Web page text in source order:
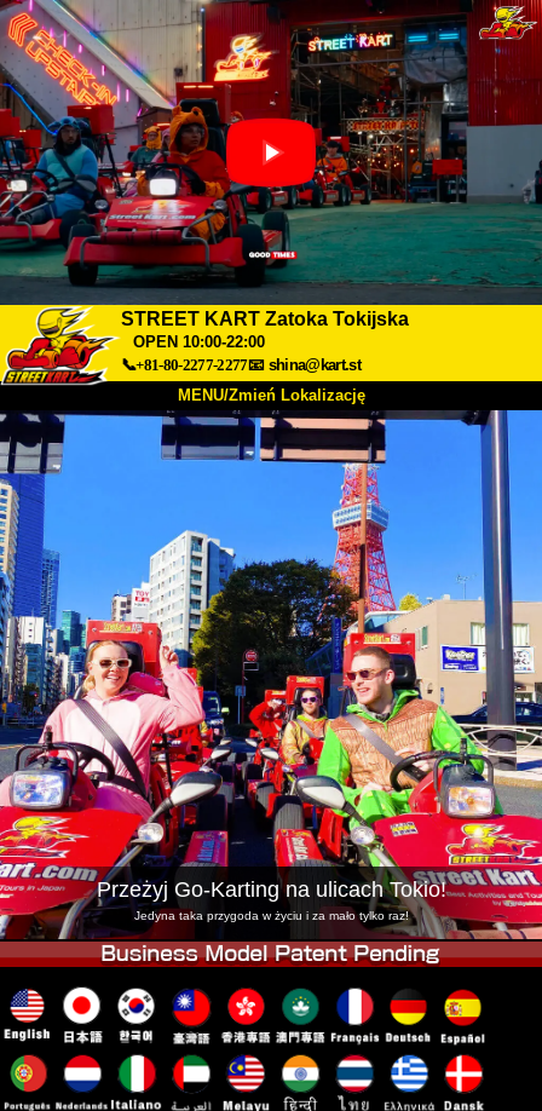
STREET KART Zatoka Tokijska
OPEN 10:00-22:00
📞+81-80-2277-2277📧 shina@kart.st
MENU/Zmień Lokalizację
TOP
Specyfikacja
Rezerwacja
Zmień Lokalizację
Tokyo Shinagawa Tokyo Akihabara#1
Tokyo Akihabara#2 Tokyo Shibuya
Tokyo Shibuya Annex Tokyo Bay
Tokyo Asakusa Osaka
Okinawa
Przeżyj Go-Karting na ulicach Tokio!
Jedyna taka przygoda w życiu i za mało tylko raz!